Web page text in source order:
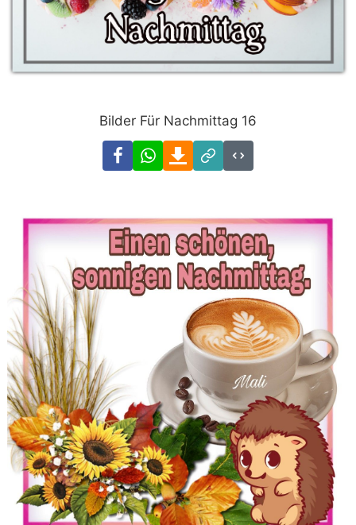
Bilder Für Nachmittag 16
FacebookWhatsAppDownload
Link
Code